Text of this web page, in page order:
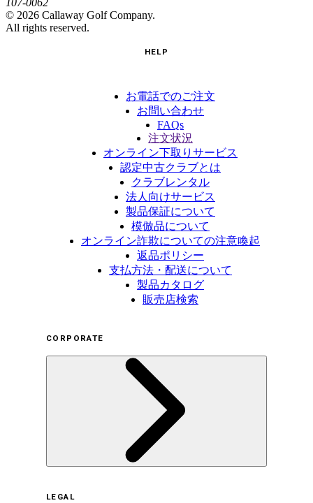
107-0062
© 2026 Callaway Golf Company.
All rights reserved.
HELP
お電話でのご注文
お問い合わせ
FAQs
注文状況
オンライン下取りサービス
認定中古クラブとは
クラブレンタル
法人向けサービス
製品保証について
模倣品について
オンライン詐欺についての注意喚起
返品ポリシー
支払方法・配送について
製品カタログ
販売店検索
CORPORATE
LEGAL